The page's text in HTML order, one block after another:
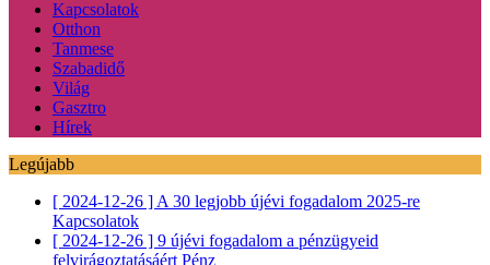
Kapcsolatok
Otthon
Tanmese
Szabadidő
Világ
Gasztro
Hírek
Legújabb
[ 2024-12-26 ] A 30 legjobb újévi fogadalom 2025-re
Kapcsolatok
[ 2024-12-26 ] 9 újévi fogadalom a pénzügyeid
felvirágoztatásáért Pénz